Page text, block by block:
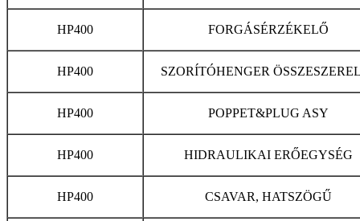
HP400 FORGÁSÉRZÉKELŐ
HP400 SZORÍTÓHENGER
HP400 POPPET&PLUG ASY
HP400 HIDRAULIKAI ERŐEGYSÉG
HP400 CSAVAR, HATSZÖGŰ